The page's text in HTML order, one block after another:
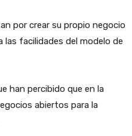
por crear su propio negocio
las facilidades del modelo de
han percibido que en la
abiertos para la